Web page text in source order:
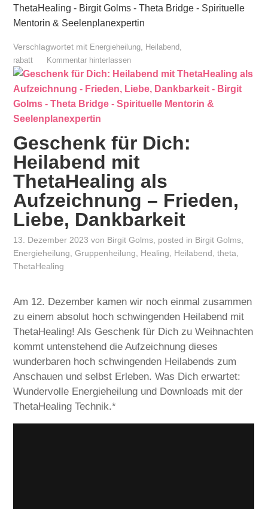
Verschlagwortet mit Energieheilung Heilabend
rabatt Kommentar hinterlassen
Geschenk für Dich:
Heilabend mit
ThetaHealing als
Aufzeichnung – Frieden,
Liebe, Dankbarkeit
13. Dezember 2023 von Birgit Golms , posted in Birgit Golms
Energieheilung ,Gruppenheilung Healing Heilabend ,theta
ThetaHealing
Am 12. Dezember kamen wir noch einmal zusammen
zu einem absolut hoch schwingenden Heilabend mit
ThetaHealing! Als Geschenk für Dich zu Weihnachten
kommt untenstehend die Aufzeichnung dieses
wunderbaren hoch schwingenden Heilabends zum
Anschauen und selbst Erleben. Was Dich erwartet:
Wundervolle Energieheilung und Downloads mit der
ThetaHealing Technik.*